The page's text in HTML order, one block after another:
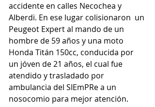
accidente en calles Necochea y
Alberdi. En ese lugar colisionaron  un
Peugeot Expert al mando de un
hombre de 59 años y una moto
Honda Titán 150cc, conducida por
un jóven de 21 años, el cual fue
atendido y trasladado por
ambulancia del SIEmPRe a un
nosocomio para mejor atención.